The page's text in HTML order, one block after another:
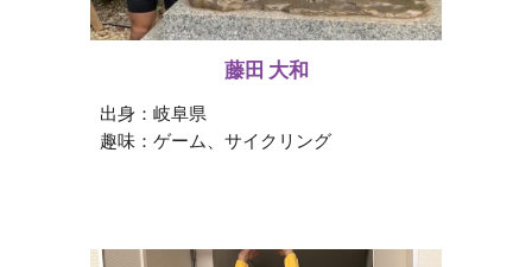
藤田 大和
出身：岐阜県
趣味：ゲーム、サイクリング